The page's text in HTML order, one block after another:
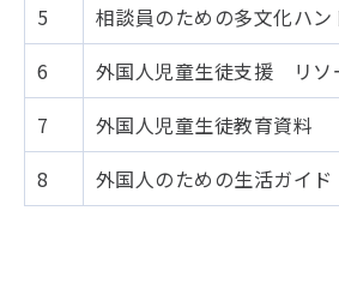
5
相談員のための多文化ハ
6
外国人児童生徒支援 リソ
7
外国人児童生徒教育資料
8
外国人のための生活ガイ